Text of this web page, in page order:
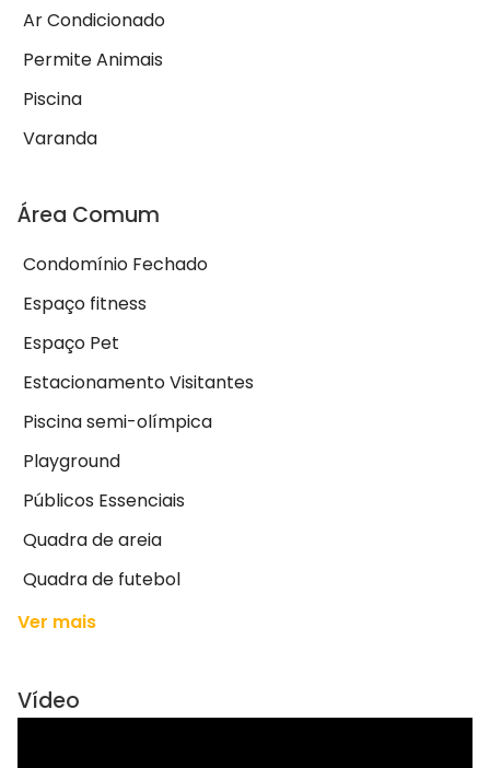
Ar Condicionado
Permite Animais
Piscina
Varanda
Área Comum
Condomínio Fechado
Espaço fitness
Espaço Pet
Estacionamento Visitantes
Piscina semi-olímpica
Playground
Públicos Essenciais
Quadra de areia
Quadra de futebol
Ver mais
Vídeo